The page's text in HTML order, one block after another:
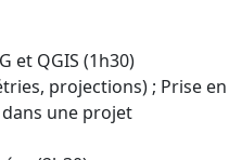
et QGIS (1h30)
projections) ; Prise en
une projet